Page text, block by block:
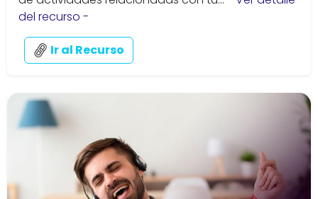
del recurso -
Ir al Recurso